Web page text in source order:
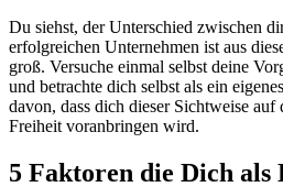
Du siehst, der Unterschied zwischen
erfolgreichen Unternehmen ist aus
groß. Versuche einmal selbst deine
und betrachte dich selbst als ein
davon, dass dich dieser Sichtweise
Freiheit voranbringen wird.
5 Faktoren die Dich als